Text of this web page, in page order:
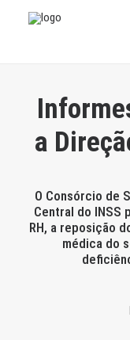
JURÍDICO
SPPREV
PREVIDÊNCIA
a
O Consórcio de
Central do INSS
RH, a reposição
médica do